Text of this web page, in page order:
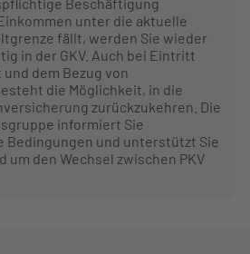
unter die aktuelle
fällt, werden Sie wieder
in der GKV. Auch bei Eintritt
dem Bezug von
die Möglichkeit, in die
zurückzukehren. Die
informiert Sie
Bedingungen und unterstützt Sie
um den Wechsel zwischen PKV